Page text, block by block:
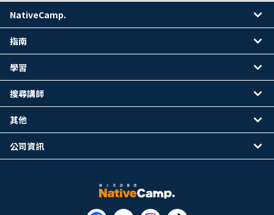
NativeCamp.
指南
學習
搜尋講師
其他
公司資訊